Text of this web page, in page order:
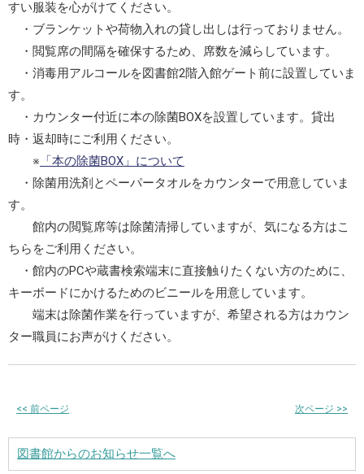
すい服装を心がけてください。
・ブランケットや荷物入れの貸し出しは行っておりません。
・閲覧席の間隔を確保するため、席数を減らしています。
・消毒用アルコールを図書館2階入館ゲート前に設置していま
す。
・カウンター付近に本の除菌BOXを設置しています。貸出
時・返却時にご利用ください。
※ 「本の除菌BOX」について
・除菌用洗剤とペーパータオルをカウンターで用意していま
す。
館内の閲覧席等は除菌清掃していますが、気になる方はこ
ちらをご利用ください。
・館内のPCや蔵書検索端末に直接触りたくない方のために、
キーボードにかけるためのビニールを用意しています。
端末は除菌作業を行っていますが、希望される方はカウン
ター職員にお声がけください。
<< 前ページ 次ページ >>
図書館からのお知らせ一覧へ